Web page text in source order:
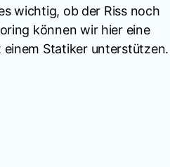
wichtig, ob der Riss noch
können wir hier eine
Statiker unterstützen.